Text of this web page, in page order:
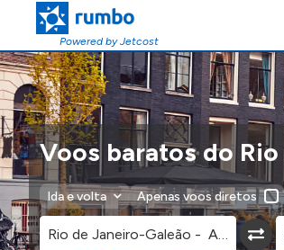
Powered by Jetcost
Voos baratos do
Ida e volta Apenas voos diretos